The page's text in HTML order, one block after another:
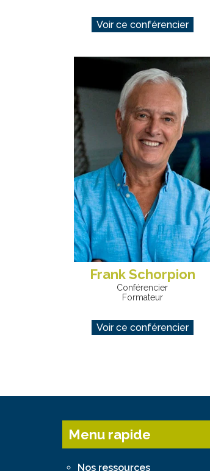
Voir ce conférencier
Frank Schorpion
Conférencier
Formateur
Voir ce conférencier
Menu rapide
Nos ressources